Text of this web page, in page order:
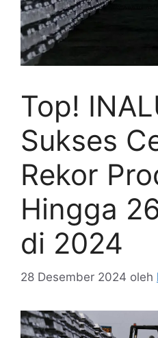
Top!
Sukses
Rekor
Hingga
di 2024
28 Desember 2024 oleh